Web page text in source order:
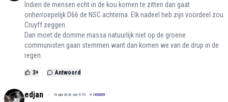
Indien de mensen echt in de kou komen te zitten dan gaat
onherroepelijk D66 de NSC achterna. Elk nadeel heb zijn voordeel zou
Cruyff zeggen.
Dan moet de domme massa natuurlijk niet op de groene
communisten gaan stemmen want dan komen we van de drup in de
regen.
3+ Antwoord
edjan 10 juni 2026 om 9:55 + 105055